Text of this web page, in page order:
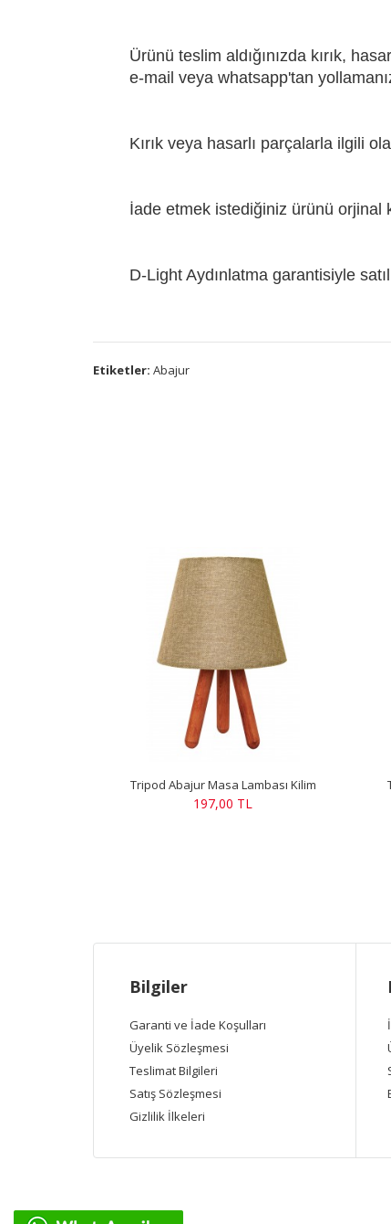
Ürünü teslim aldığınızda kırık,
e-mail veya whatsapp'tan
Kırık veya hasarlı parçalarla ilgili
İade etmek istediğiniz ürünü orjinal
D-Light Aydınlatma garantisiyle
Etiketler: Abajur
Tripod Abajur Masa Lambası Kilim
197,00 TL
Bilgiler
Garanti ve İade Koşulları
Üyelik Sözleşmesi
Teslimat Bilgileri
Satış Sözleşmesi
Gizlilik İlkeleri